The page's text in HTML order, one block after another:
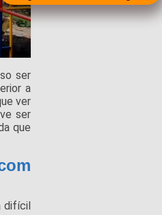
ser
a
ver
ser
que
difícil